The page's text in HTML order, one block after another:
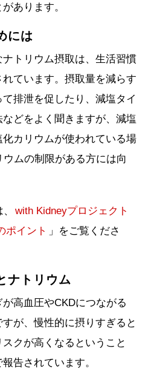
あります。
には
トリウム摂取は、生活習慣
ています。摂取量を減らす
排泄を促したり、減塩タイ
どをよく聞きますが、減塩
カリウムが使われている場
ムの制限がある方には向
with Kidneyプロジェクト
ポイント
」をご覧くださ
ナトリウム
高血圧やCKDにつながる
が、慢性的に摂りすぎると
クが高くなるということ
告されています。